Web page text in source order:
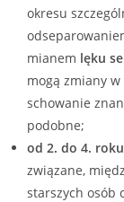
okresu
mianem lęku
mogą zmiany
schowanie
podobne;
od 2. do 4.
związane,
starszych osób